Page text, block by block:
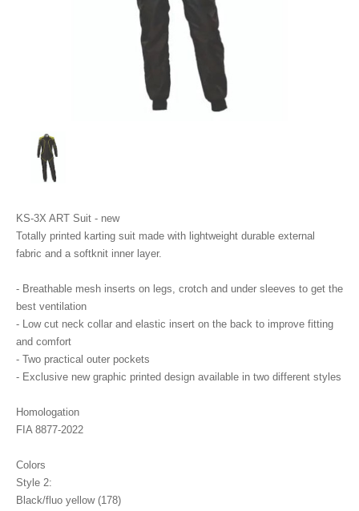
KS-3X ART Suit - new
Totally printed karting suit made with lightweight durable external
fabric and a softknit inner layer.
- Breathable mesh inserts on legs, crotch and under sleeves to get the
best ventilation
- Low cut neck collar and elastic insert on the back to improve fitting
and comfort
- Two practical outer pockets
- Exclusive new graphic printed design available in two different styles
Homologation
FIA 8877-2022
Colors
Style 2:
Black/fluo yellow (178)